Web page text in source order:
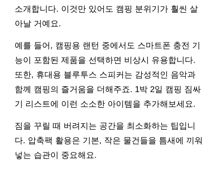
소개합니다. 이것만 있어도 캠핑 분위기가 훨씬 살
아날 거예요.
예를 들어, 캠핑용 랜턴 중에서도 스마트폰 충전 기
능이 포함된 제품을 선택하면 비상시 유용합니다.
또한, 휴대용 블루투스 스피커는 감성적인 음악과
함께 캠핑의 즐거움을 더해주죠. 1박 2일 캠핑 짐싸
기 리스트에 이런 소소한 아이템을 추가해보세요.
짐을 꾸릴 때 버려지는 공간을 최소화하는 팁입니
다. 압축팩 활용은 기본, 작은 물건들을 틈새에 끼워
넣는 습관이 중요해요.